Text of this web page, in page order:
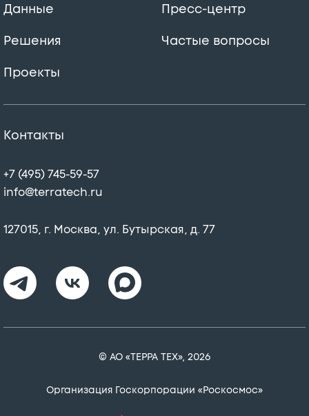
Данные
Решения
Проекты
Пресс-центр
Частые вопросы
Контакты
+7 (495) 745-59-57
info@terratech.ru
127015, г. Москва, ул. Бутырская, д. 77
© АО «ТЕРРА ТЕХ», 2026
Организация Госкорпорации «Роскосмос»